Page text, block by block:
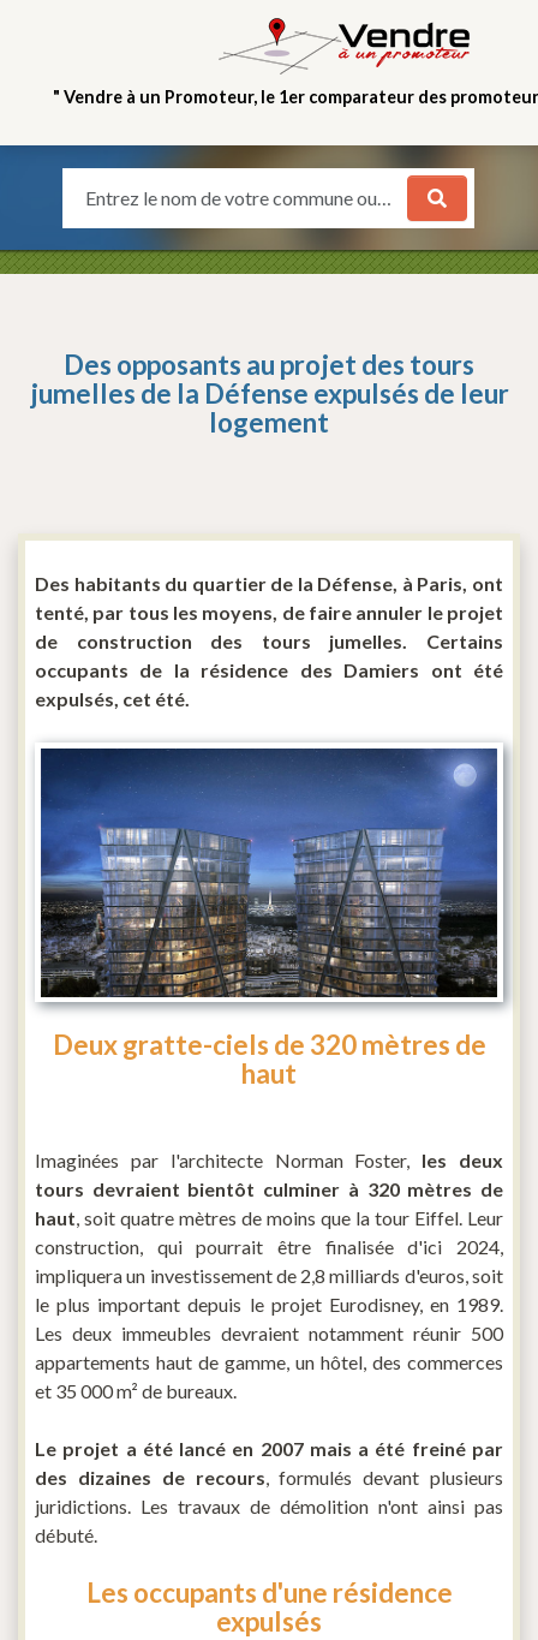
" Vendre à un Promoteur, le 1er comparateur des
Entrez le nom de votre commune ou votre quartier
Des opposants au projet des tours
jumelles de la Défense expulsés de leur
logement
Des habitants du quartier de la Défense, à Paris, ont
tenté, par tous les moyens, de faire annuler le projet
de construction des tours jumelles. Certains
occupants de la résidence des Damiers ont été
expulsés, cet été.
Deux gratte-ciels de 320 mètres de
haut
Imaginées par l'architecte Norman Foster, les deux
tours devraient bientôt culminer à 320 mètres de
haut, soit quatre mètres de moins que la tour Eiffel. Leur
construction, qui pourrait être finalisée d'ici 2024,
impliquera un investissement de 2,8 milliards d'euros, soit
le plus important depuis le projet Eurodisney, en 1989.
Les deux immeubles devraient notamment réunir 500
appartements haut de gamme, un hôtel, des commerces
et 35 000 m² de bureaux.
Le projet a été lancé en 2007 mais a été freiné par
des dizaines de recours, formulés devant plusieurs
juridictions. Les travaux de démolition n'ont ainsi pas
débuté.
Les occupants d'une résidence
expulsés